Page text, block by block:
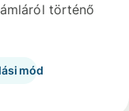
történő
mód